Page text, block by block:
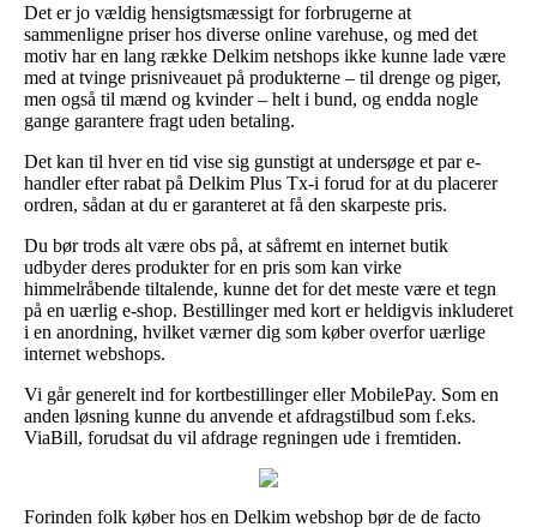
Det er jo vældig hensigtsmæssigt for forbrugerne at
sammenligne priser hos diverse online varehuse, og med det
motiv har en lang række Delkim netshops ikke kunne lade være
med at tvinge prisniveauet på produkterne – til drenge og piger,
men også til mænd og kvinder – helt i bund, og endda nogle
gange garantere fragt uden betaling.
Det kan til hver en tid vise sig gunstigt at undersøge et par e-
handler efter rabat på Delkim Plus Tx-i forud for at du placerer
ordren, sådan at du er garanteret at få den skarpeste pris.
Du bør trods alt være obs på, at såfremt en internet butik
udbyder deres produkter for en pris som kan virke
himmelråbende tiltalende, kunne det for det meste være et tegn
på en uærlig e-shop. Bestillinger med kort er heldigvis inkluderet
i en anordning, hvilket værner dig som køber overfor uærlige
internet webshops.
Vi går generelt ind for kortbestillinger eller MobilePay. Som en
anden løsning kunne du anvende et afdragstilbud som f.eks.
ViaBill, forudsat du vil afdrage regningen ude i fremtiden.
Forinden folk køber hos en Delkim webshop bør de de facto